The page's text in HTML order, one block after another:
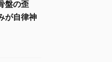
盤の歪
が自律神